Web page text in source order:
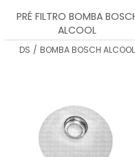
PRÉ FILTRO BOMBA
ALCOOL
DS / BOMBA BOSCH ALCOOL